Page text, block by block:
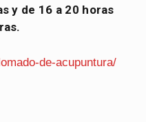
y de 16 a 20 horas
de-acupuntura/